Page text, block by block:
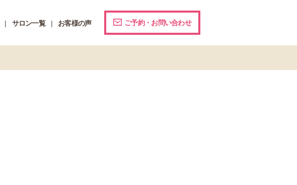
サロン一覧 お客様の声 ご予約・お問い合わせ